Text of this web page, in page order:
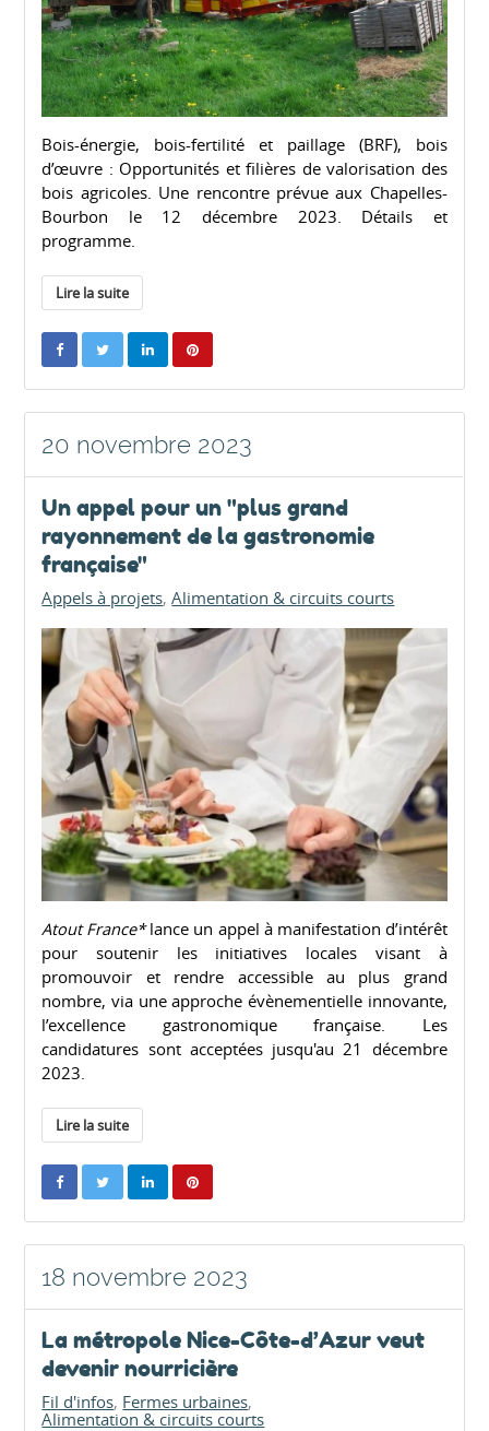
Bois-énergie, bois-fertilité et paillage (BRF), bois
d’œuvre : Opportunités et filières de valorisation des
bois agricoles. Une rencontre prévue aux Chapelles-
Bourbon le 12 décembre 2023. Détails et
programme.
Lire la suite
20 novembre 2023
Un appel pour un "plus grand
rayonnement de la gastronomie
française"
Appels à projets Alimentation & circuits courts
Atout France*lance un appel à manifestation d’intérêt
pour soutenir les initiatives locales visant à
promouvoir et rendre accessible au plus grand
nombre, via une approche évènementielle innovante,
l’excellence gastronomique française. Les
candidatures sont acceptées jusqu'au 21 décembre
2023.
Lire la suite
18 novembre 2023
La métropole Nice-Côte-d’Azur veut
devenir nourricière
Fil d'infos Fermes urbaines
Alimentation & circuits courts